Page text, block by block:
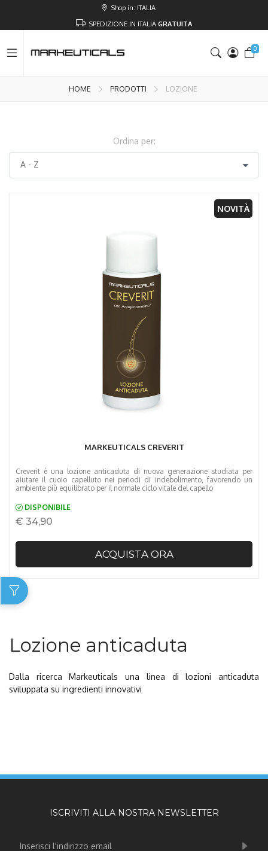
Shop in: ITALIA
SPEDIZIONE IN ITALIA GRATUITA
0
HOME PRODOTTI LOZIONE
Ordina per:
NOVITÀ
MARKEUTICALS CREVERIT
Creverit è una lozione anticaduta di nuova generazione studiata per
aiutare il cuoio capelluto nei periodi di indebolimento, favorendo un
ambiente più equilibrato per il normale ciclo vitale del capello
DISPONIBILE
€ 34,90
ACQUISTA ORA
Lozione anticaduta
Dalla ricerca Markeuticals una linea di lozioni anticaduta
sviluppata su ingredienti innovativi
ISCRIVITI ALLA NOSTRA NEWSLETTER